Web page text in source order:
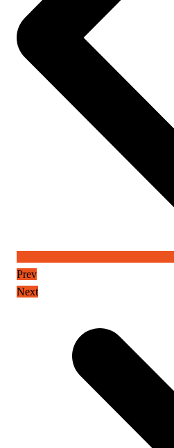
Prev
Next